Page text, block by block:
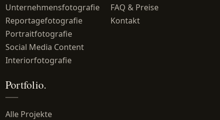
Unternehmensfotografie
Reportagefotografie
Portraitfotografie
Social Media Content
Interiorfotografie
FAQ & Preise
Kontakt
Portfolio.
Alle Projekte